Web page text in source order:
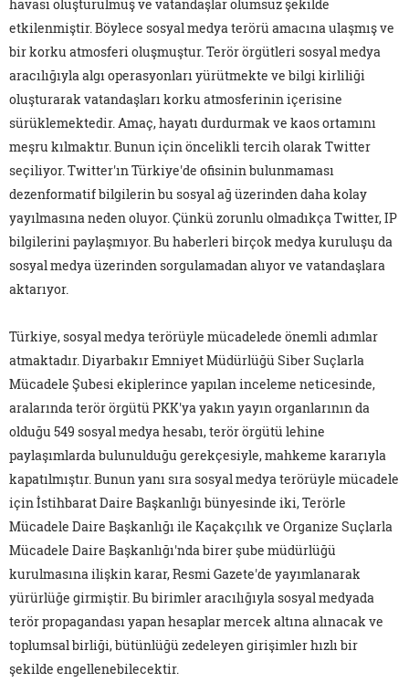
havası oluşturulmuş ve vatandaşlar olumsuz şekilde
etkilenmiştir. Böylece sosyal medya terörü amacına ulaşmış ve
bir korku atmosferi oluşmuştur. Terör örgütleri sosyal medya
aracılığıyla algı operasyonları yürütmekte ve bilgi kirliliği
oluşturarak vatandaşları korku atmosferinin içerisine
sürüklemektedir. Amaç, hayatı durdurmak ve kaos ortamını
meşru kılmaktır. Bunun için öncelikli tercih olarak Twitter
seçiliyor. Twitter'ın Türkiye'de ofisinin bulunmaması
dezenformatif bilgilerin bu sosyal ağ üzerinden daha kolay
yayılmasına neden oluyor. Çünkü zorunlu olmadıkça Twitter, IP
bilgilerini paylaşmıyor. Bu haberleri birçok medya kuruluşu da
sosyal medya üzerinden sorgulamadan alıyor ve vatandaşlara
aktarıyor.
Türkiye, sosyal medya terörüyle mücadelede önemli adımlar
atmaktadır. Diyarbakır Emniyet Müdürlüğü Siber Suçlarla
Mücadele Şubesi ekiplerince yapılan inceleme neticesinde,
aralarında terör örgütü PKK'ya yakın yayın organlarının da
olduğu 549 sosyal medya hesabı, terör örgütü lehine
paylaşımlarda bulunulduğu gerekçesiyle, mahkeme kararıyla
kapatılmıştır. Bunun yanı sıra sosyal medya terörüyle mücadele
için İstihbarat Daire Başkanlığı bünyesinde iki, Terörle
Mücadele Daire Başkanlığı ile Kaçakçılık ve Organize Suçlarla
Mücadele Daire Başkanlığı'nda birer şube müdürlüğü
kurulmasına ilişkin karar, Resmi Gazete'de yayımlanarak
yürürlüğe girmiştir. Bu birimler aracılığıyla sosyal medyada
terör propagandası yapan hesaplar mercek altına alınacak ve
toplumsal birliği, bütünlüğü zedeleyen girişimler hızlı bir
şekilde engellenebilecektir.